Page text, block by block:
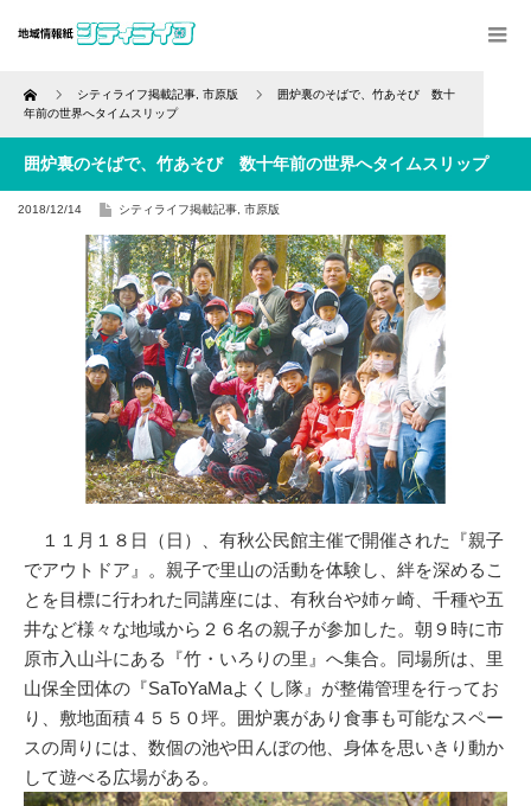
Home シティライフ掲載記事 市原版
囲炉裏のそばで、竹あそび 数十
年前の世界へタイムスリップ
囲炉裏のそばで、竹あそび 数十年前の世界へタイムスリップ
2018/12/14 シティライフ掲載記事 市原版
１１月１８日（日）、有秋公民館主催で開催された『親子
でアウトドア』。親子で里山の活動を体験し、絆を深めるこ
とを目標に行われた同講座には、有秋台や姉ヶ崎、千種や五
井など様々な地域から２６名の親子が参加した。朝９時に市
原市入山斗にある『竹・いろりの里』へ集合。同場所は、里
山保全団体の『SaToYaMaよくし隊』が整備管理を行ってお
り、敷地面積４５５０坪。囲炉裏があり食事も可能なスペー
スの周りには、数個の池や田んぼの他、身体を思いきり動か
して遊べる広場がある。